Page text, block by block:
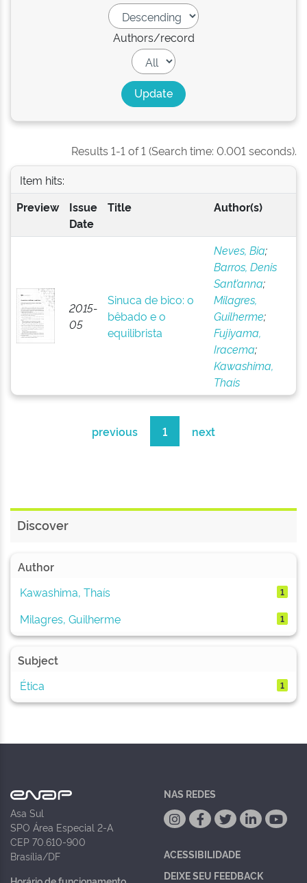
Authors/record
Results 1-1 of 1 (Search time: 0.001 seconds).
Item hits:
Preview
Issue
Date
Title Author(s)
2015-
05
Sinuca de bico: o
bêbado e o
equilibrista
Neves, Bia;
Barros, Denis
Sant’anna;
Milagres,
Guilherme;
Fujiyama,
Iracema;
Kawashima,
Thaís
previous 1 next
Discover
Author
Kawashima, Thaís
1
Milagres, Guilherme 1
Subject
Ética
1
Asa Sul
SPO Área Especial 2-A
CEP 70.610-900
Brasília/DF
NAS REDES
ACESSIBILIDADE
DEIXE SEU FEEDBACK